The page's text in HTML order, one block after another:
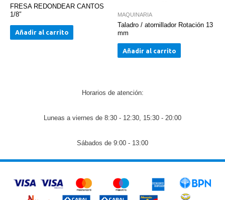
FRESA REDONDEAR CANTOS
1/8″
Añadir al carrito
MAQUINARIA
Taladro / atornillador Rotación 13
mm
Añadir al carrito
Horarios de atención:
Luneas a viernes de 8:30 - 12:30, 15:30 - 20:00
Sábados de 9:00 - 13:00